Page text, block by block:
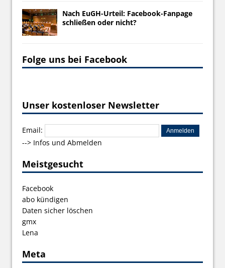
Nach EuGH-Urteil: Facebook-Fanpage
schließen oder nicht?
Folge uns bei Facebook
Unser kostenloser Newsletter
Email:
--> Infos und Abmelden
Meistgesucht
Facebook
abo kündigen
Daten sicher löschen
gmx
Lena
Meta